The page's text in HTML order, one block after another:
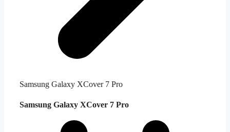
Samsung Galaxy XCover 7 Pro
Samsung Galaxy XCover 7 Pro